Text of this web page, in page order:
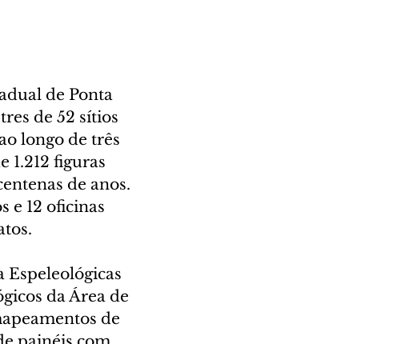
de Ponta
de 52 sítios
longo de três
1.212 figuras
de anos.
e 12 oficinas
da Área de
de